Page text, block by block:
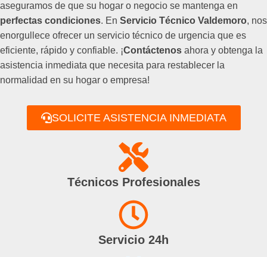
aseguramos de que su hogar o negocio se mantenga en
perfectas condiciones. En Servicio Técnico Valdemoro, nos
enorgullece ofrecer un servicio técnico de urgencia que es
eficiente, rápido y confiable. ¡Contáctenos ahora y obtenga la
asistencia inmediata que necesita para restablecer la
normalidad en su hogar o empresa!
SOLICITE ASISTENCIA INMEDIATA
Técnicos Profesionales
Servicio 24h